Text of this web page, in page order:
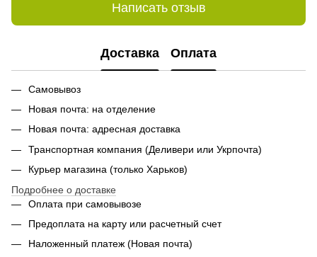
Написать отзыв
Доставка Оплата
Самовывоз
Новая почта: на отделение
Новая почта: адресная доставка
Транспортная компания (Деливери или Укрпочта)
Курьер магазина (только Харьков)
Подробнее о доставке
Оплата при самовывозе
Предоплата на карту или расчетный счет
Наложенный платеж (Новая почта)